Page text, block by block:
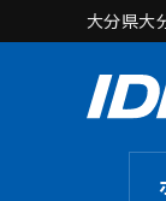
大分県大